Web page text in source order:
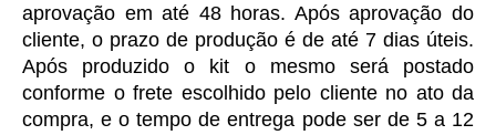
aprovação em até 48 horas. Após aprovação do
cliente, o prazo de produção é de até 7 dias úteis.
Após produzido o kit o mesmo será postado
conforme o frete escolhido pelo cliente no ato da
compra, e o tempo de entrega pode ser de 5 a 12